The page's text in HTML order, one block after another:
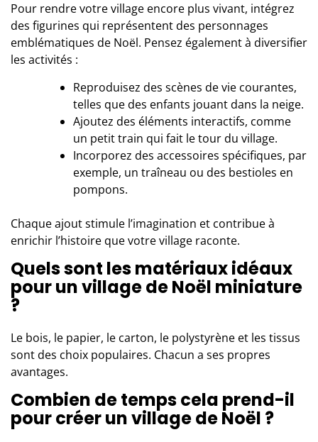
Pour rendre votre village encore plus vivant, intégrez
des figurines qui représentent des personnages
emblématiques de Noël. Pensez également à diversifier
les activités :
Reproduisez des scènes de vie courantes,
telles que des enfants jouant dans la neige.
Ajoutez des éléments interactifs, comme
un petit train qui fait le tour du village.
Incorporez des accessoires spécifiques, par
exemple, un traîneau ou des bestioles en
pompons.
Chaque ajout stimule l’imagination et contribue à
enrichir l’histoire que votre village raconte.
Quels sont les matériaux idéaux
pour un village de Noël miniature
?
Le bois, le papier, le carton, le polystyrène et les tissus
sont des choix populaires. Chacun a ses propres
avantages.
Combien de temps cela prend-il
pour créer un village de Noël ?